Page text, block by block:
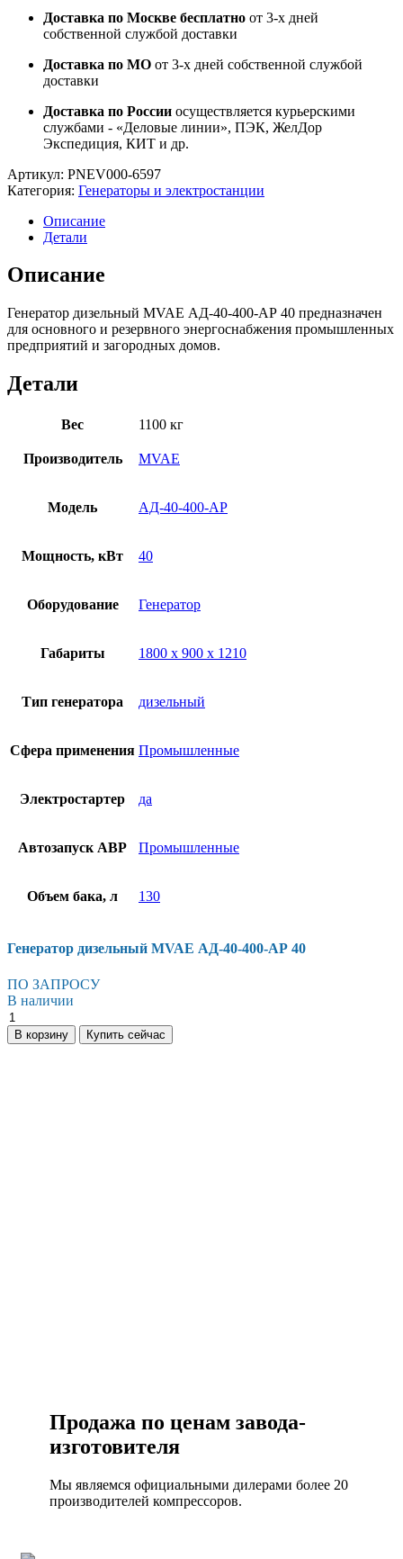
Доставка по Москве бесплатно от 3-х дней
собственной службой доставки
Доставка по МО от 3-х дней собственной службой
доставки
Доставка по России осуществляется курьерскими
службами - «Деловые линии», ПЭК, ЖелДор
Экспедиция, КИТ и др.
Артикул: PNEV000-6597
Категория: Генераторы и электростанции
Описание
Детали
Описание
Генератор дизельный MVAE АД-40-400-AР 40 предназначен
для основного и резервного энергоснабжения промышленных
предприятий и загородных домов.
Детали
Вес 1100 кг
Производитель MVAE
Модель АД-40-400-AР
Мощность, кВт 40
Оборудование Генератор
Габариты 1800 х 900 х 1210
Тип генератора дизельный
Сфера применения Промышленные
Электростартер да
Автозапуск АВР Промышленные
Объем бака, л 130
Генератор дизельный MVAE АД-40-400-AР 40
ПО ЗАПРОСУ
В наличии
В корзину Купить сейчас
Продажа по ценам завода-
изготовителя
Мы являемся официальными дилерами более 20
производителей компрессоров.